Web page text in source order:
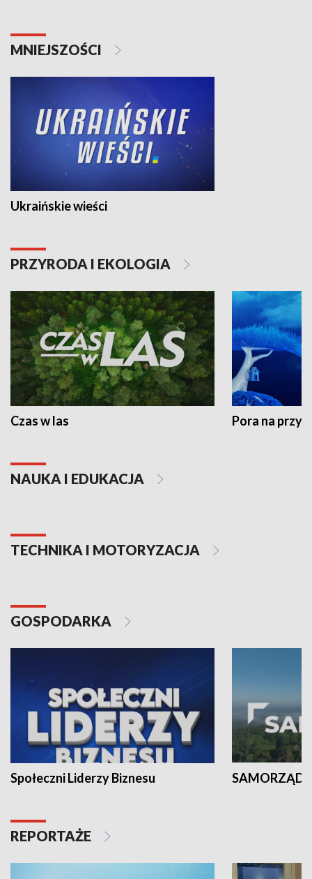
MNIEJSZOŚCI
Ukraińskie wieści
PRZYRODA I EKOLOGIA
Czas w las Pora na
NAUKA I EDUKACJA
TECHNIKA I MOTORYZACJA
GOSPODARKA
Społeczni Liderzy Biznesu SAMORZĄD
REPORTAŻE